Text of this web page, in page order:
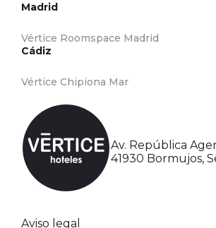
Madrid
Vértice Roomspace Madrid
Cádiz
Vértice Chipiona Mar
Av. República
41930 Bormujos,
Aviso legal